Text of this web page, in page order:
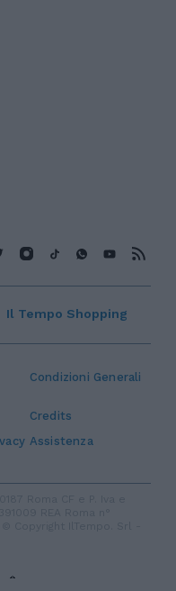
Condizioni Generali
Credits
Assistenza
Il Tempo Shopping